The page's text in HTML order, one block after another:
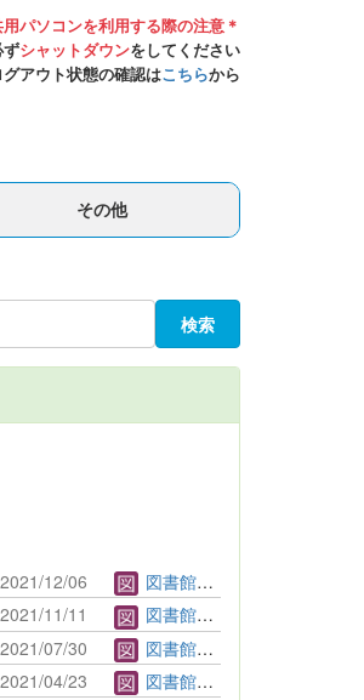
用パソコンを利用する際の注意＊
シャットダウンをしてください
アウト状態の確認はこちらから
その他
検索
2021/12/06 図書館管理者
2021/11/11 図書館管理者
2021/07/30 図書館管理者
2021/04/23 図書館管理者